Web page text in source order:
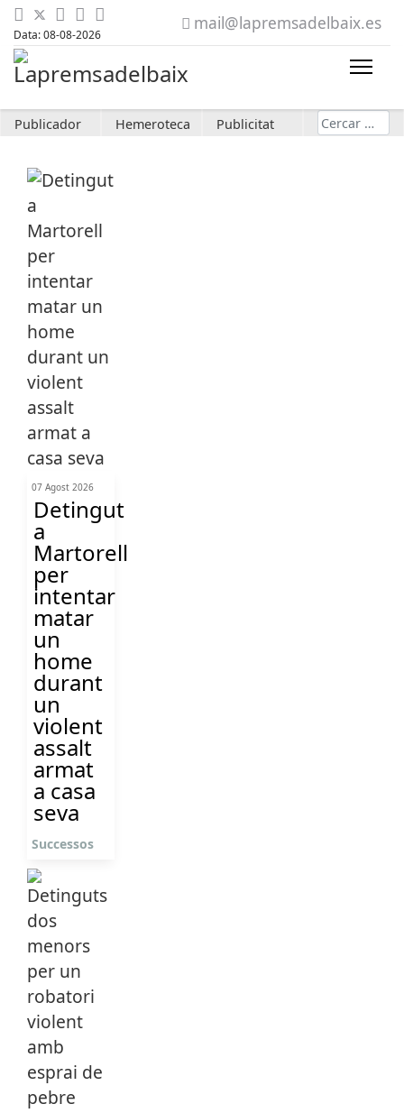
Data: 08-08-2026
mail@lapremsadelbaix.es
Publicador Hemeroteca Publicitat Cerca
07 Agost 2026
Detingut
a
Martorell
per
intentar
matar
un
home
durant
un
violent
assalt
armat
a casa
seva
Successos